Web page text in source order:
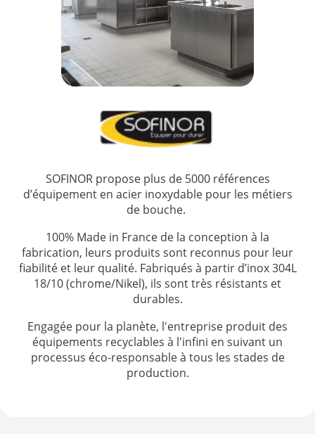
SOFINOR propose plus de 5000 références
d’équipement en acier inoxydable pour les métiers
de bouche.
100% Made in France de la conception à la
fabrication, leurs produits sont reconnus pour leur
fiabilité et leur qualité. Fabriqués à partir d’inox 304L
18/10 (chrome/Nikel), ils sont très résistants et
durables.
Engagée pour la planète, l'entreprise produit des
équipements recyclables à l'infini en suivant un
processus éco-responsable à tous les stades de
production.